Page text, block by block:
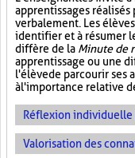
apprentissages
verbalement. Les
identifier et à résumer
diffère de la Minute de
apprentissage ou une
l'élève de parcourir ses
à l'importance relative
Réflexion individuelle
Valorisation des